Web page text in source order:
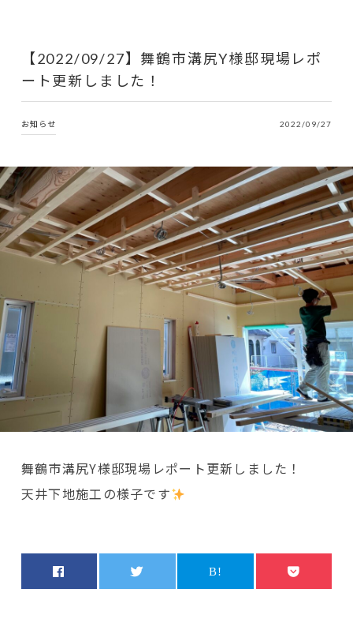
【2022/09/27】舞鶴市溝尻Y様邸現場レポ
ート更新しました！
お知らせ 2022/09/27
舞鶴市溝尻Y様邸現場レポート更新しました！
天井下地施工の様子です